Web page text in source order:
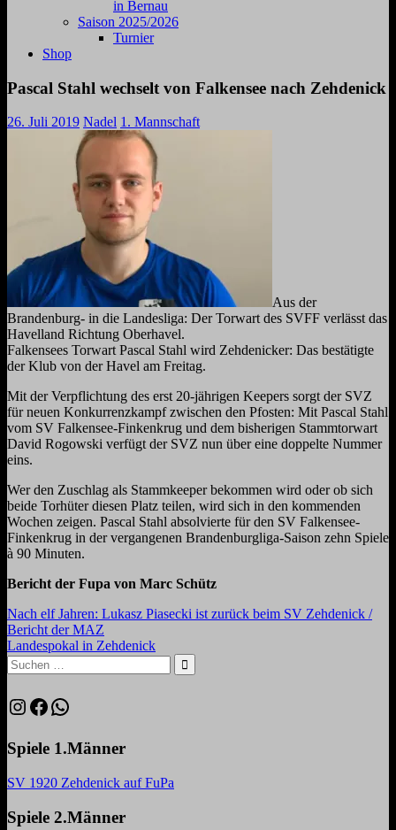
in Bernau
Saison 2025/2026
Turnier
Shop
Pascal Stahl wechselt von Falkensee nach Zehdenick
26. Juli 2019 Nadel 1. Mannschaft
Aus der
Brandenburg- in die Landesliga: Der Torwart des SVFF verlässt das
Havelland Richtung Oberhavel.
Falkensees Torwart Pascal Stahl wird Zehdenicker: Das bestätigte
der Klub von der Havel am Freitag.
Mit der Verpflichtung des erst 20-jährigen Keepers sorgt der SVZ
für neuen Konkurrenzkampf zwischen den Pfosten: Mit Pascal Stahl
vom SV Falkensee-Finkenkrug und dem bisherigen Stammtorwart
David Rogowski verfügt der SVZ nun über eine doppelte Nummer
eins.
Wer den Zuschlag als Stammkeeper bekommen wird oder ob sich
beide Torhüter diesen Platz teilen, wird sich in den kommenden
Wochen zeigen. Pascal Stahl absolvierte für den SV Falkensee-
Finkenkrug in der vergangenen Brandenburgliga-Saison zehn Spiele
à 90 Minuten.
Bericht der Fupa von Marc Schütz
Beitragsnavigation
Vorheriger
Beitrag:
Nach elf Jahren: Lukasz Piasecki ist zurück beim SV Zehdenick /
Bericht der MAZ
Nächster
Beitrag:
Landespokal in Zehdenick
Suchen
nach:
Suchen
Instagram
Facebook
WhatsApp
Spiele 1.Männer
SV 1920 Zehdenick auf FuPa
Spiele 2.Männer